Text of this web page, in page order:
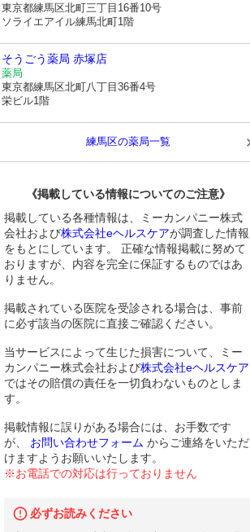
東京都練馬区北町三丁目16番10号
ソライエアイル練馬北町1階
そうごう薬局 赤塚店
薬局
東京都練馬区北町八丁目36番4号
栄ビル1階
練馬区の薬局一覧
《掲載している情報についてのご注意》
掲載している各種情報は、ミーカンパニー株式
会社および株式会社eヘルスケアが調査した情報
をもとにしています。 正確な情報掲載に努めて
おりますが、内容を完全に保証するものではあ
りません。
掲載されている医院を受診される場合は、事前
に必ず該当の医院に直接ご確認ください。
当サービスによって生じた損害について、ミー
カンパニー株式会社および株式会社eヘルスケア
ではその賠償の責任を一切負わないものとしま
す。
掲載情報に誤りがある場合には、お手数です
が、
お問い合わせフォーム からご連絡をいただ
けますようお願いいたします。
※お電話での対応は行っておりません
必ずお読みください